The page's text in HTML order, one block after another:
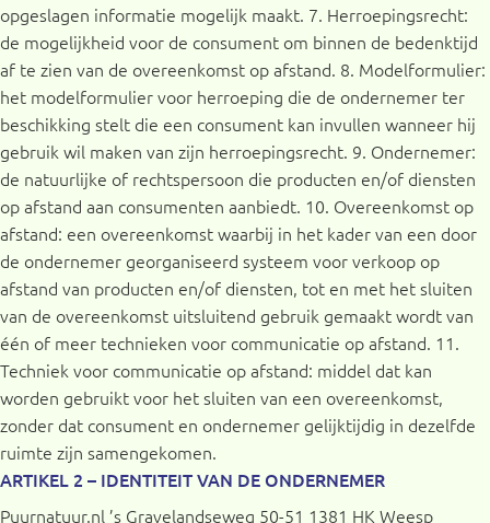
opgeslagen informatie mogelijk maakt. 7. Herroepingsrecht:
de mogelijkheid voor de consument om binnen de bedenktijd
af te zien van de overeenkomst op afstand. 8. Modelformulier:
het modelformulier voor herroeping die de ondernemer ter
beschikking stelt die een consument kan invullen wanneer hij
gebruik wil maken van zijn herroepingsrecht. 9. Ondernemer:
de natuurlijke of rechtspersoon die producten en/of diensten
op afstand aan consumenten aanbiedt. 10. Overeenkomst op
afstand: een overeenkomst waarbij in het kader van een door
de ondernemer georganiseerd systeem voor verkoop op
afstand van producten en/of diensten, tot en met het sluiten
van de overeenkomst uitsluitend gebruik gemaakt wordt van
één of meer technieken voor communicatie op afstand. 11.
Techniek voor communicatie op afstand: middel dat kan
worden gebruikt voor het sluiten van een overeenkomst,
zonder dat consument en ondernemer gelijktijdig in dezelfde
ruimte zijn samengekomen.
ARTIKEL 2 – IDENTITEIT VAN DE ONDERNEMER
Puurnatuur.nl ’s Gravelandseweg 50-51 1381 HK Weesp